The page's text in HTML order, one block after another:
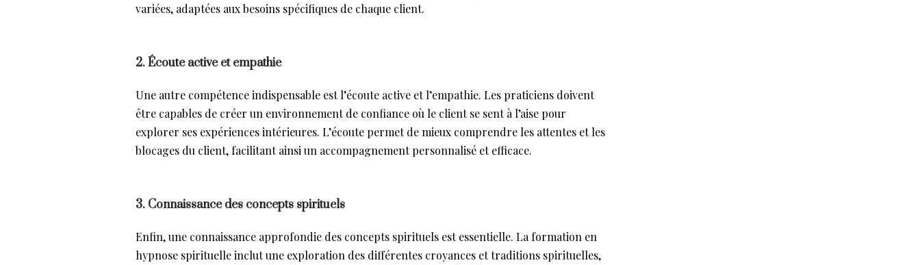
variées, adaptées aux besoins spécifiques de chaque client.
2. Écoute active et empathie
Une autre compétence indispensable est l’écoute active et l’empathie. Les praticiens doivent
être capables de créer un environnement de confiance où le client se sent à l’aise pour
explorer ses expériences intérieures. L’écoute permet de mieux comprendre les attentes et les
blocages du client, facilitant ainsi un accompagnement personnalisé et efficace.
3. Connaissance des concepts spirituels
Enfin, une connaissance approfondie des concepts spirituels est essentielle. La formation en
hypnose spirituelle inclut une exploration des différentes croyances et traditions spirituelles,